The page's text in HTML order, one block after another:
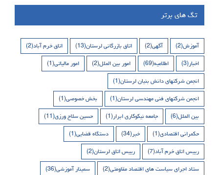
تگ های برتر
آموزش(2) آگهی(2) اتاق بازرگانی لرستان(13) اتاق خرم آباد(2)
اخبار(3) اطلاعیه(69) امور بین الملل(2) امور مالیاتی(1)
انجمن شرکتهای دانش بنیان لرستان(1)
انجمن شرکتهای فنی مهندسی لرستان(1) بخش خصوصی(1)
بین الملل(6) جامعه نیکوکاری ابرار(1) حسین سلاح ورزی(11)
حکمرانی اقتصادی(1) خبر(34) دستگاه قضایی(1)
رییس اتاق خرم آباد(7) رییس اتاق لرستان(2)
ستاد اجرای سیاست های اقتصاد مقاومتی(2) سمینار آموزشی(36)